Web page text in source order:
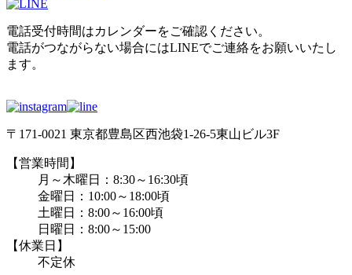
電話受付時間はカレンダーをご確認ください。
電話がつながらない場合にはLINEでご連絡をお願いいたし
ます。
〒171-0021 東京都豊島区西池袋1-26-5東山ビル3F
【営業時間】
月～木曜日：8:30～16:30頃
金曜日：10:00～18:00頃
土曜日：8:00～16:00頃
日曜日：8:00～15:00
【休業日】
不定休